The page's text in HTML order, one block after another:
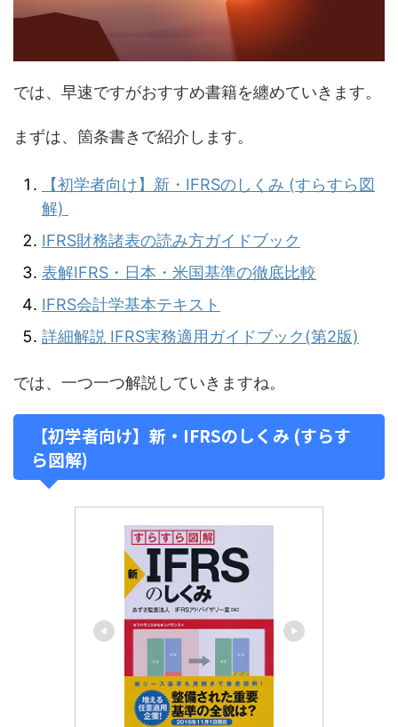
では、早速ですがおすすめ書籍を纏めていきます。
まずは、箇条書きで紹介します。
【初学者向け】新・IFRSのしくみ (すらすら図
解)
IFRS財務諸表の読み方ガイドブック
表解IFRS・日本・米国基準の徹底比較
IFRS会計学基本テキスト
詳細解説 IFRS実務適用ガイドブック(第2版)
では、一つ一つ解説していきますね。
【初学者向け】新・IFRSのしくみ (すらす
ら図解)